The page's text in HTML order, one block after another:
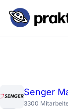
Senger
3300